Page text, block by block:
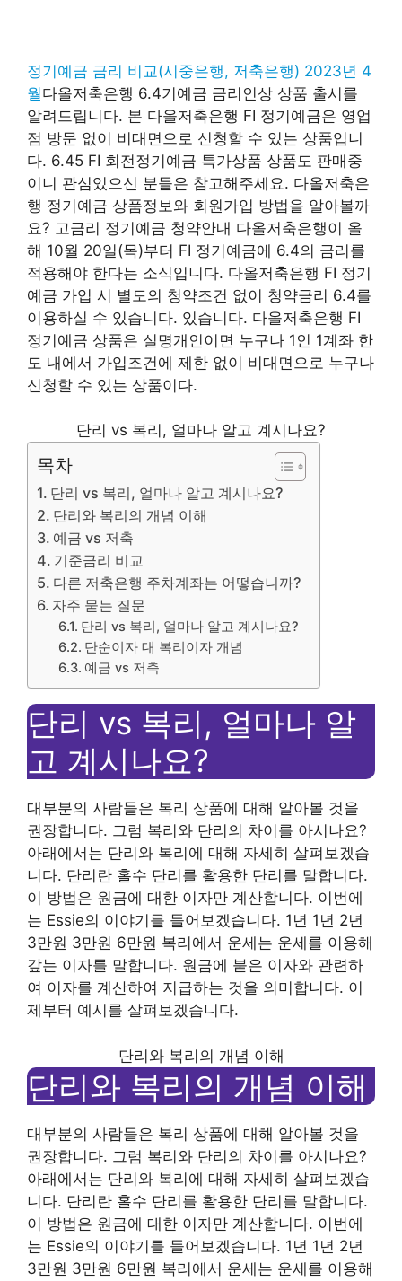
정기예금 금리 비교(시중은행, 저축은행) 2023년 4
월다올저축은행 6.4기예금 금리인상 상품 출시를
알려드립니다. 본 다올저축은행 FI 정기예금은 영업
점 방문 없이 비대면으로 신청할 수 있는 상품입니
다. 6.45 FI 회전정기예금 특가상품 상품도 판매중
이니 관심있으신 분들은 참고해주세요. 다올저축은
행 정기예금 상품정보와 회원가입 방법을 알아볼까
요? 고금리 정기예금 청약안내 다올저축은행이 올
해 10월 20일(목)부터 FI 정기예금에 6.4의 금리를
적용해야 한다는 소식입니다. 다올저축은행 FI 정기
예금 가입 시 별도의 청약조건 없이 청약금리 6.4를
이용하실 수 있습니다. 있습니다. 다올저축은행 FI
정기예금 상품은 실명개인이면 누구나 1인 1계좌 한
도 내에서 가입조건에 제한 없이 비대면으로 누구나
신청할 수 있는 상품이다.
단리 vs 복리, 얼마나 알고 계시나요?
목차
단리 vs 복리, 얼마나 알고 계시나요?
단리와 복리의 개념 이해
예금 vs 저축
기준금리 비교
다른 저축은행 주차계좌는 어떻습니까?
자주 묻는 질문
단리 vs 복리, 얼마나 알고 계시나요?
단순이자 대 복리이자 개념
예금 vs 저축
단리 vs 복리, 얼마나 알
고 계시나요?
대부분의 사람들은 복리 상품에 대해 알아볼 것을
권장합니다. 그럼 복리와 단리의 차이를 아시나요?
아래에서는 단리와 복리에 대해 자세히 살펴보겠습
니다. 단리란 홀수 단리를 활용한 단리를 말합니다.
이 방법은 원금에 대한 이자만 계산합니다. 이번에
는 Essie의 이야기를 들어보겠습니다. 1년 1년 2년
3만원 3만원 6만원 복리에서 운세는 운세를 이용해
갚는 이자를 말합니다. 원금에 붙은 이자와 관련하
여 이자를 계산하여 지급하는 것을 의미합니다. 이
제부터 예시를 살펴보겠습니다.
단리와 복리의 개념 이해
단리와 복리의 개념 이해
대부분의 사람들은 복리 상품에 대해 알아볼 것을
권장합니다. 그럼 복리와 단리의 차이를 아시나요?
아래에서는 단리와 복리에 대해 자세히 살펴보겠습
니다. 단리란 홀수 단리를 활용한 단리를 말합니다.
이 방법은 원금에 대한 이자만 계산합니다. 이번에
는 Essie의 이야기를 들어보겠습니다. 1년 1년 2년
3만원 3만원 6만원 복리에서 운세는 운세를 이용해